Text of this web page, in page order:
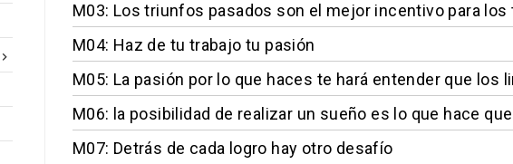

M03: Los triunfos pasados son el mejor incentivo para
M04: Haz de tu trabajo tu pasión
M05: La pasión por lo que haces te hará entender que los
M06: la posibilidad de realizar un sueño es lo que hace
M07: Detrás de cada logro hay otro desafío